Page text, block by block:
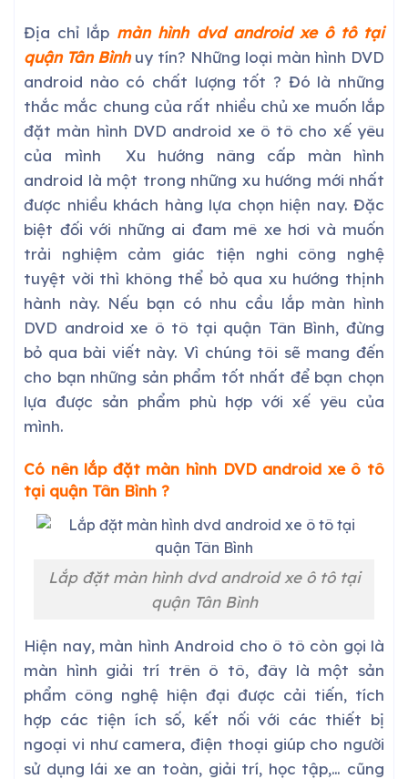
Địa chỉ lắp màn hình dvd android xe ô tô tại
quận Tân Bìnhuy tín? Những loại màn hình DVD
android nào có chất lượng tốt ? Đó là những
thắc mắc chung của rất nhiều chủ xe muốn lắp
đặt màn hình DVD android xe ô tô cho xế yêu
của mình Xu hướng nâng cấp màn hình
android là một trong những xu hướng mới nhất
được nhiều khách hàng lựa chọn hiện nay. Đặc
biệt đối với những ai đam mê xe hơi và muốn
trải nghiệm cảm giác tiện nghi công nghệ
tuyệt vời thì không thể bỏ qua xu hướng thịnh
hành này. Nếu bạn có nhu cầu lắp màn hình
DVD android xe ô tô tại quận Tân Bình, đừng
bỏ qua bài viết này. Vì chúng tôi sẽ mang đến
cho bạn những sản phẩm tốt nhất để bạn chọn
lựa được sản phẩm phù hợp với xế yêu của
mình.
Có nên lắp đặt màn hình DVD android xe ô tô
tại quận Tân Bình ?
Lắp đặt màn hình dvd android xe ô tô tại
quận Tân Bình
Hiện nay, màn hình Android cho ô tô còn gọi là
màn hình giải trí trên ô tô, đây là một sản
phẩm công nghệ hiện đại được cải tiến, tích
hợp các tiện ích số, kết nối với các thiết bị
ngoại vi như camera, điện thoại giúp cho người
sử dụng lái xe an toàn, giải trí, học tập,… cũng